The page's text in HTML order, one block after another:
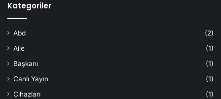
Kategoriler
Abd
(2)
Aile
(1)
Başkanı
(1)
Canlı Yayın
(1)
Cihazları
(1)